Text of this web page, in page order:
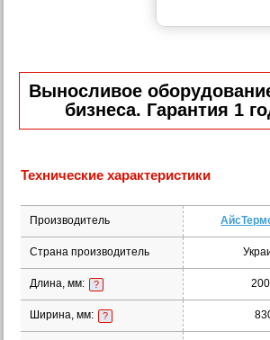
Выносливое
бизнеса. Гарантия 1
Технические характеристики
Производитель
Страна производитель
Длина, мм: ?
Ширина, мм: ?